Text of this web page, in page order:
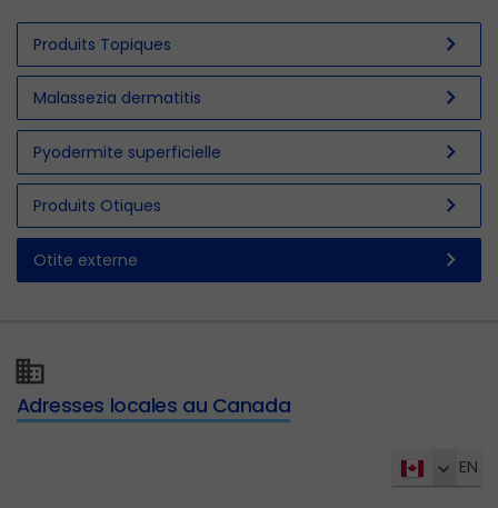
Produits Topiques chevron_right
Malassezia dermatitis chevron_right
Pyodermite superficielle chevron_right
Produits Otiques chevron_right
Otite externe chevron_right
Adresses locales au Canada
EN